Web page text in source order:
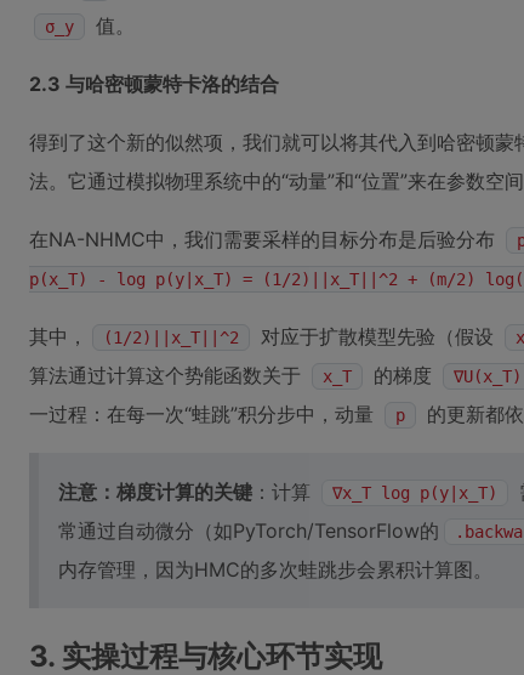
σ_y 值。
2.3 与哈密顿蒙特卡洛的结合
得到了这个新的似然项，我们就可以将其代入到哈密顿
法。它通过模拟物理系统中的“动量”和“位置”来在参数空
在NA-NHMC中，我们需要采样的目标分布是后验分布
p(x_T) - log p(y|x_T) = (1/2)||x_T||^2 + (m/2)
其中， (1/2)||x_T||^2 对应于扩散模型先验（假设
算法通过计算这个势能函数关于
x_T 的梯度 ∇U(x_T)
一过程：在每一次“蛙跳”积分步中，动量
p 的更新都
注意：梯度计算的关键 ：计算 ∇x_T log p(y|x_T)
常通过自动微分（如PyTorch/TensorFlow的
内存管理，因为HMC的多次蛙跳步会累积计算图。
3. 实操过程与核心环节实现